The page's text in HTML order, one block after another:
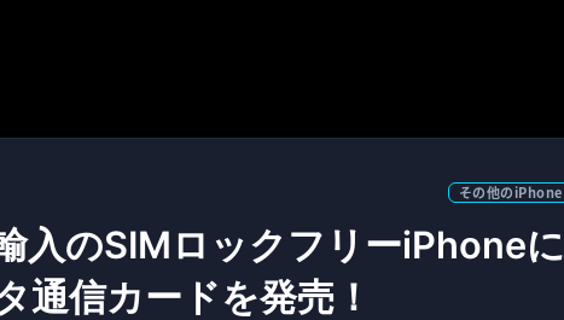
その他のiPhone
入のSIMロックフリーiPhoneに
通信カードを発売！